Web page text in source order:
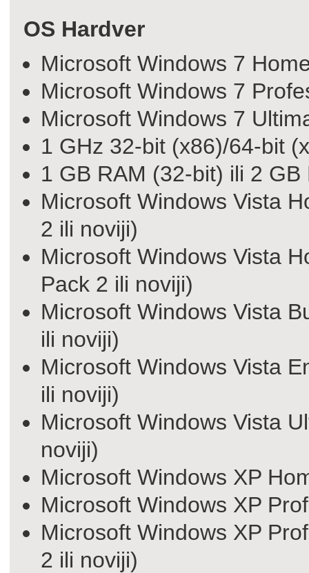
OS Hardver
Microsoft Windows 7
Microsoft Windows 7
Microsoft Windows 7
1 GHz 32-bit (x86)/64-bit
1 GB RAM (32-bit) ili 2 GB
Microsoft Windows Vista
2 ili noviji)
Microsoft Windows Vista
Pack 2 ili noviji)
Microsoft Windows Vista
ili noviji)
Microsoft Windows Vista
ili noviji)
Microsoft Windows Vista
noviji)
Microsoft Windows XP
Microsoft Windows XP
Microsoft Windows XP
2 ili noviji)